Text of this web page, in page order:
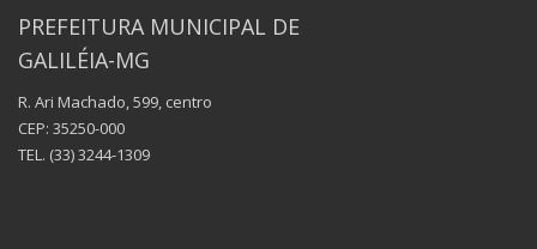
PREFEITURA MUNICIPAL DE
GALILÉIA-MG
R. Ari Machado, 599, centro
CEP: 35250-000
TEL. (33) 3244-1309